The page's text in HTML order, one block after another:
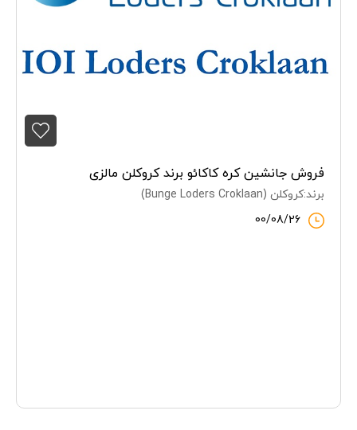
فروش جانشین کره کاکائو برند کروکلن مالزی
برند:کروکلن (Bunge Loders Croklaan)
00/08/26